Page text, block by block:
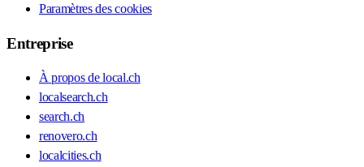
Paramètres des cookies
Entreprise
À propos de local.ch
localsearch.ch
search.ch
renovero.ch
localcities.ch